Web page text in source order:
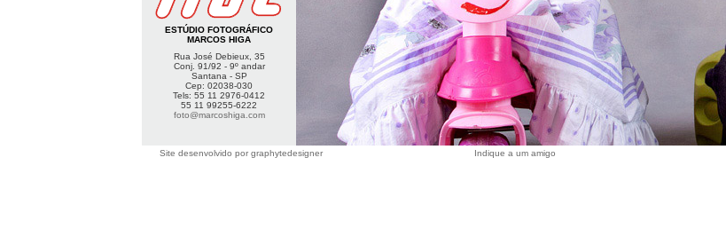
Site desenvolvido por graphytedesigner
Rua José Debieux, 35
Conj. 91/92 - 9º andar
Santana - SP
Cep: 02038-030
Tels: 55 11 2976-0412
55 11 99255-6222
foto@marcoshiga.com
ESTÚDIO FOTOGRÁFICO
MARCOS HIGA
Indique a um amigo